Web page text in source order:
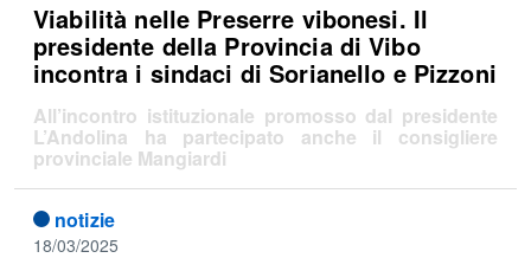
Viabilità nelle Preserre vibonesi. Il
presidente della Provincia di Vibo
incontra i sindaci di Sorianello e Pizzoni
All’incontro istituzionale promosso dal presidente
L’Andolina ha partecipato anche il consigliere
provinciale Mangiardi
notizie
18/03/2025